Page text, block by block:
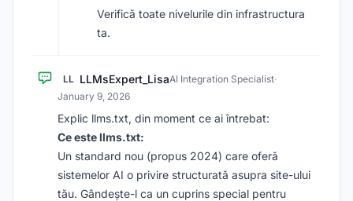
Verifică toate nivelurile din infrastructura
ta.
LL LLMsExpert_LisaAI Integration Specialist·
January 9, 2026
Explic llms.txt, din moment ce ai întrebat:
Ce este llms.txt:
Un standard nou (propus 2024) care oferă
sistemelor AI o privire structurată asupra site-ului
tău. Gândește-l ca un cuprins special pentru